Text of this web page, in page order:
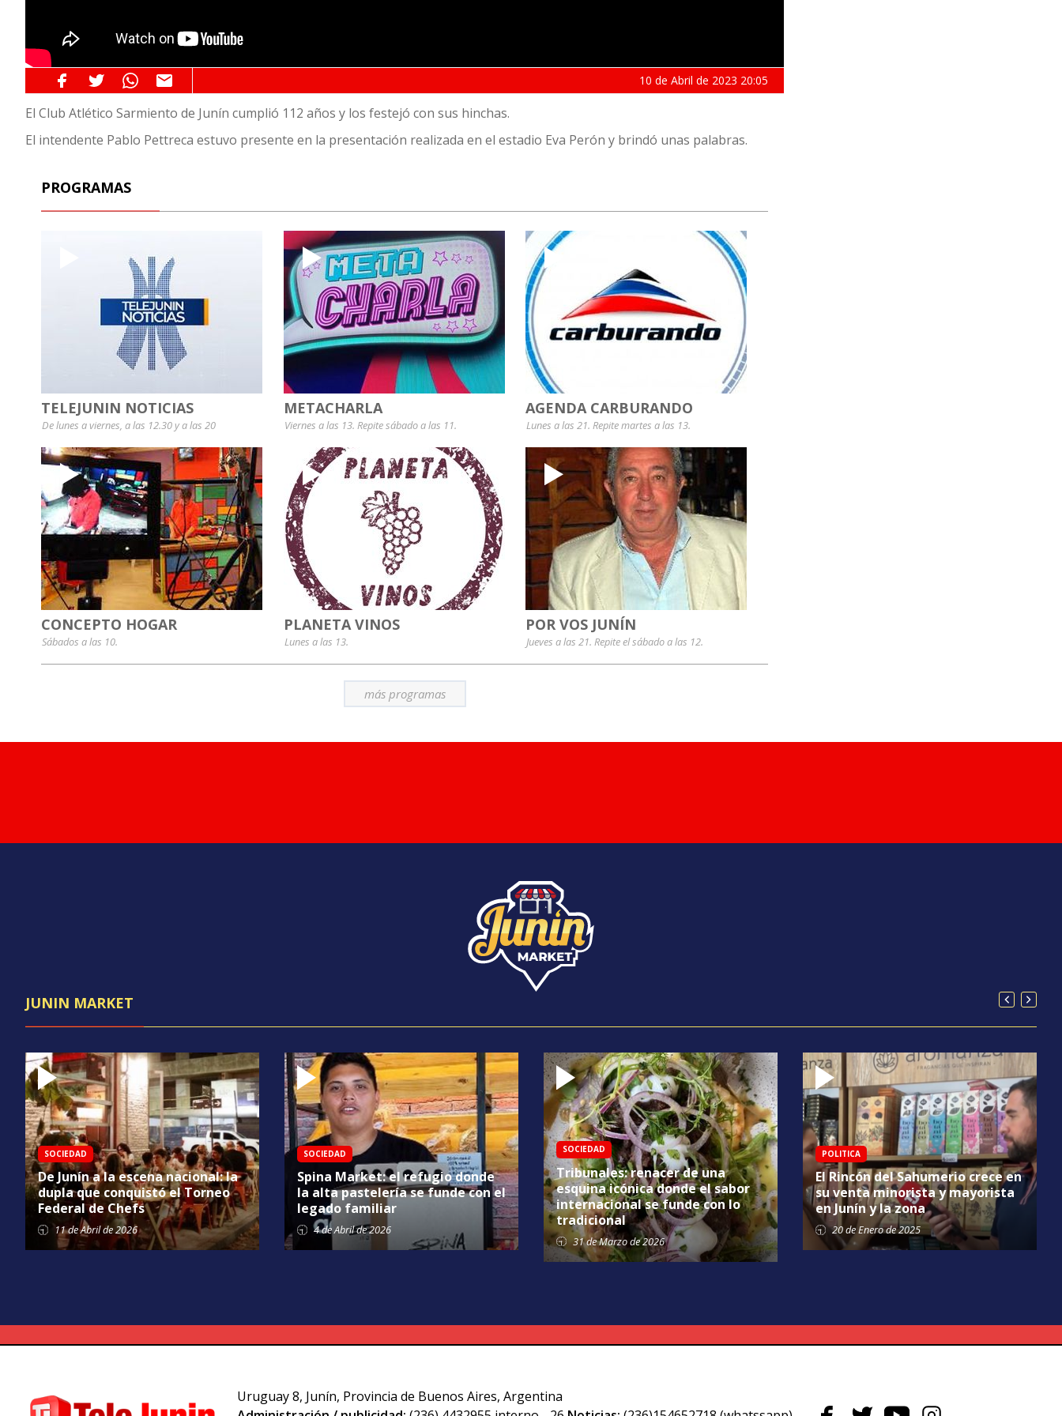
10 de Abril de 2023 20:05
El Club Atlético Sarmiento de Junín cumplió 112 años y los festejó con sus hinchas.
El intendente Pablo Pettreca estuvo presente en la presentación realizada en el estadio Eva Perón y brindó unas palabras.
PROGRAMAS
TELEJUNIN NOTICIAS
De lunes a viernes, a las 12.30 y a las 20
METACHARLA
Viernes a las 13. Repite sábado a las 11.
AGENDA CARBURANDO
Lunes a las 21. Repite martes a las 13.
CONCEPTO HOGAR
Sábados a las 10.
PLANETA VINOS
Lunes a las 13.
POR VOS JUNÍN
Jueves a las 21. Repite el sábado a las 12.
más programas
JUNIN MARKET
SOCIEDAD
De Junín a la escena nacional: la
dupla que conquistó el Torneo
Federal de Chefs
11 deAbrilde 2026
SOCIEDAD
Spina Market: el refugio donde
la alta pastelería se funde con el
legado familiar
4 deAbrilde 2026
SOCIEDAD
Tribunales: renacer de una
esquina icónica donde el sabor
internacional se funde con lo
tradicional
31 deMarzode 2026
POLITICA
El Rincón del Sahumerio crece en
su venta minorista y mayorista
en Junín y la zona
20 deEnerode 2025
Uruguay 8, Junín, Provincia de Buenos Aires, Argentina